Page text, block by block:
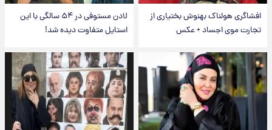
افشاگری هولناک بهنوش بختیاری از
تجارت موی اجساد + عکس
لادن مستوفی در ۵۴ سالگی با این
استایل متفاوت دیده شد!